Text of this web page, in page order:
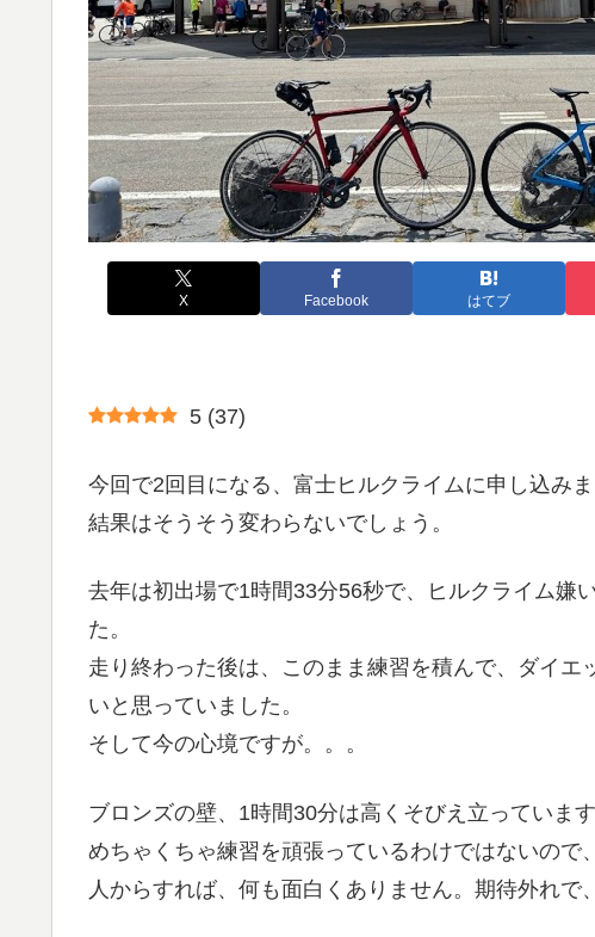
X Facebook はてブ
5 (37)
今回で2回目になる、富士ヒルクライムに申し込み
結果はそうそう変わらないでしょう。
去年は初出場で1時間33分56秒で、ヒルクライム嫌
た。
走り終わった後は、このまま練習を積んで、ダイ
いと思っていました。
そして今の心境ですが。。。
ブロンズの壁、1時間30分は高くそびえ立っていま
めちゃくちゃ練習を頑張っているわけではないの
人からすれば、何も面白くありません。期待外れで